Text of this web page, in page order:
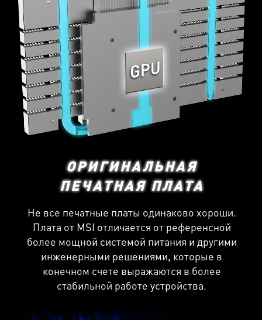
ОРИГИНАЛЬНАЯ
ПЕЧАТНАЯ ПЛАТА
Не все печатные платы одинаково хороши.
Плата от MSI отличается от референсной
более мощной системой питания и другими
инженерными решениями, которые в
конечном счете выражаются в более
стабильной работе устройства.